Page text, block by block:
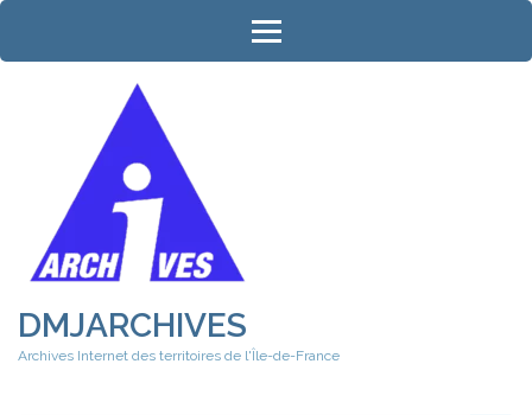
Aller
contenu
DMJARCHIVES
Archives Internet des territoires de l'Île-de-France